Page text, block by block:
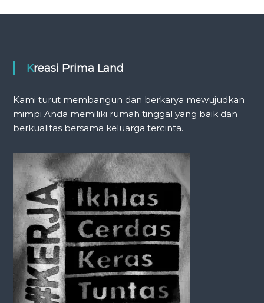
a
v
g
o
Kreasi Prima Land
Kami turut membangun dan berkarya mewujudkan
mimpi Anda memiliki rumah tinggal yang baik dan
berkualitas bersama keluarga tercinta.